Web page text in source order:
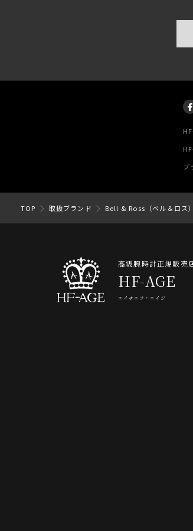
ブ
TOP 取扱ブランド Bell & Ross（ベル＆ロス）
高級腕時計正規販売
HF-AGE
エイチエフ・エイジ